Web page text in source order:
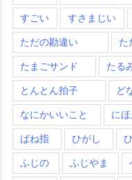
すごい すさまじい
ただの勘違い た
たまごサンド たる
とんとん拍子 ど
なにかいいこと に
ばね指 ひがし
ふじの ふじやま